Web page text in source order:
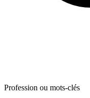
Profession ou mots-clés